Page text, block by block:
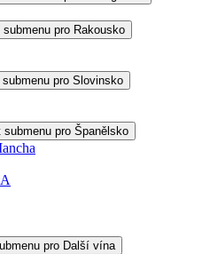
submenu pro Rakousko
pro Slovinsko
submenu pro Španělsko
pro Další vína